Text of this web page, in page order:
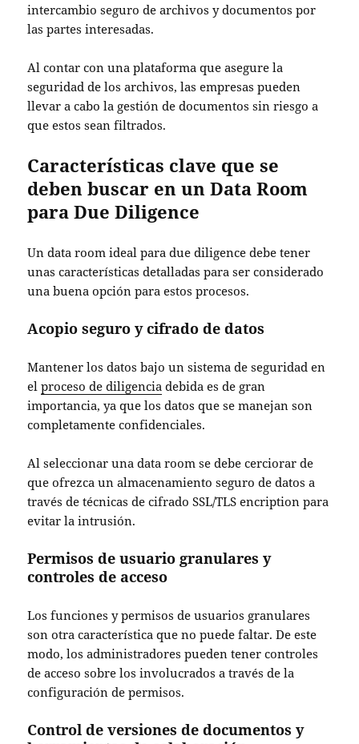
intercambio seguro de archivos y documentos por
las partes interesadas.
Al contar con una plataforma que asegure la
seguridad de los archivos, las empresas pueden
llevar a cabo la gestión de documentos sin riesgo a
que estos sean filtrados.
Características clave que se
deben buscar en un Data Room
para Due Diligence
Un data room ideal para due diligence debe tener
unas características detalladas para ser considerado
una buena opción para estos procesos.
Acopio seguro y cifrado de datos
Mantener los datos bajo un sistema de seguridad en
elproceso de diligencia debida es de gran
importancia, ya que los datos que se manejan son
completamente confidenciales.
Al seleccionar una data room se debe cerciorar de
que ofrezca unalmacenamiento seguro de datos a
través de técnicas de cifradoSSL/TLS encription para
evitar la intrusión.
Permisos de usuario granulares y
controles de acceso
Losfunciones y permisos de usuarios granulares
son otra característica que no puede faltar. De este
modo, los administradores pueden tenercontroles
de acceso sobre los involucrados a través de la
configuración de permisos.
Control de versiones de documentos y